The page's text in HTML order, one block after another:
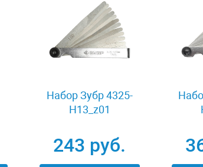
Набор Зубр 4325-
H13_z01
243 руб.